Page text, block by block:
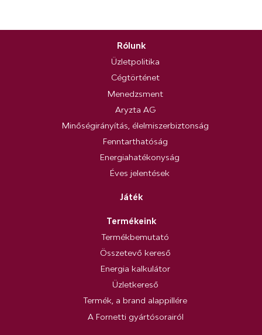
Rólunk
Üzletpolitika
Cégtörténet
Menedzsment
Aryzta AG
Minőségirányítás, élelmiszerbiztonság
Fenntarthatóság
Energiahatékonyság
Éves jelentések
Játék
Termékeink
Termékbemutató
Összetevő kereső
Energia kalkulátor
Üzletkereső
Termék, a brand alappillére
A Fornetti gyártósorairól